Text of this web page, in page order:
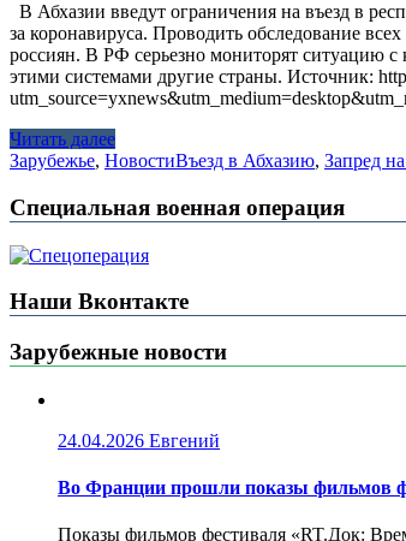
В Абхазии введут ограничения на въезд в
за коронавируса. Проводить обследование
россиян. В РФ серьезно мониторят ситуацию с
этими системами другие страны. Источник:
Читать далее
Зарубежье, НовостиВъезд в Абхазию, Запред
Специальная военная операция
Наши Вконтакте
Зарубежные новости
24.04.2026 Евгений
Во Франции прошли показы фильмов
Показы фильмов фестиваля «RT.Док: